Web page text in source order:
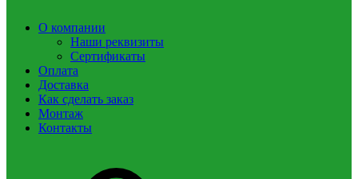
О компании
Наши реквизиты
Сертификаты
Оплата
Доставка
Как сделать заказ
Монтаж
Контакты